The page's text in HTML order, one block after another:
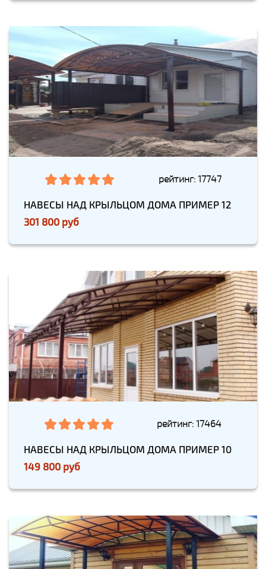
рейтинг: 17747
НАВЕСЫ НАД КРЫЛЬЦОМ ДОМА ПРИМЕР 12
301 800 руб
рейтинг: 17464
НАВЕСЫ НАД КРЫЛЬЦОМ ДОМА ПРИМЕР 10
149 800 руб